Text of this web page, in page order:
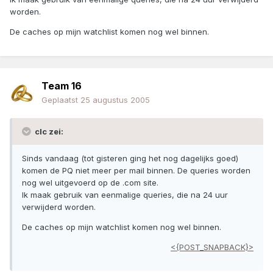
worden.
De caches op mijn watchlist komen nog wel binnen.
Team 16
Geplaatst 25 augustus 2005
clc zei:
Sinds vandaag (tot gisteren ging het nog dagelijks goed)
komen de PQ niet meer per mail binnen. De queries worden
nog wel uitgevoerd op de .com site.
Ik maak gebruik van eenmalige queries, die na 24 uur
verwijderd worden.
De caches op mijn watchlist komen nog wel binnen.
<{POST_SNAPBACK}>